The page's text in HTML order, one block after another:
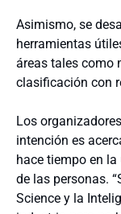
Asimismo, se
herramientas
áreas tales como
clasificación con
Los
intención es
hace tiempo en
de las personas.
Science y la